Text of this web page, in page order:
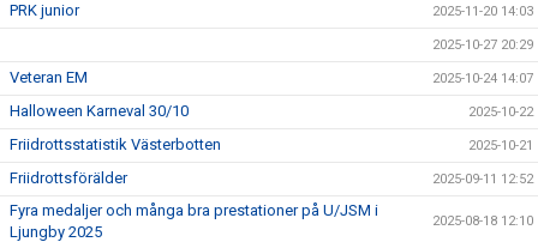
PRK junior 2025-11-20 14:03
2025-10-27 20:29
Veteran EM 2025-10-24 14:07
Halloween Karneval 30/10 2025-10-22
Friidrottsstatistik Västerbotten 2025-10-21
Friidrottsförälder 2025-09-11 12:52
Fyra medaljer och många bra prestationer på U/JSM i
Ljungby 2025
2025-08-18 12:10